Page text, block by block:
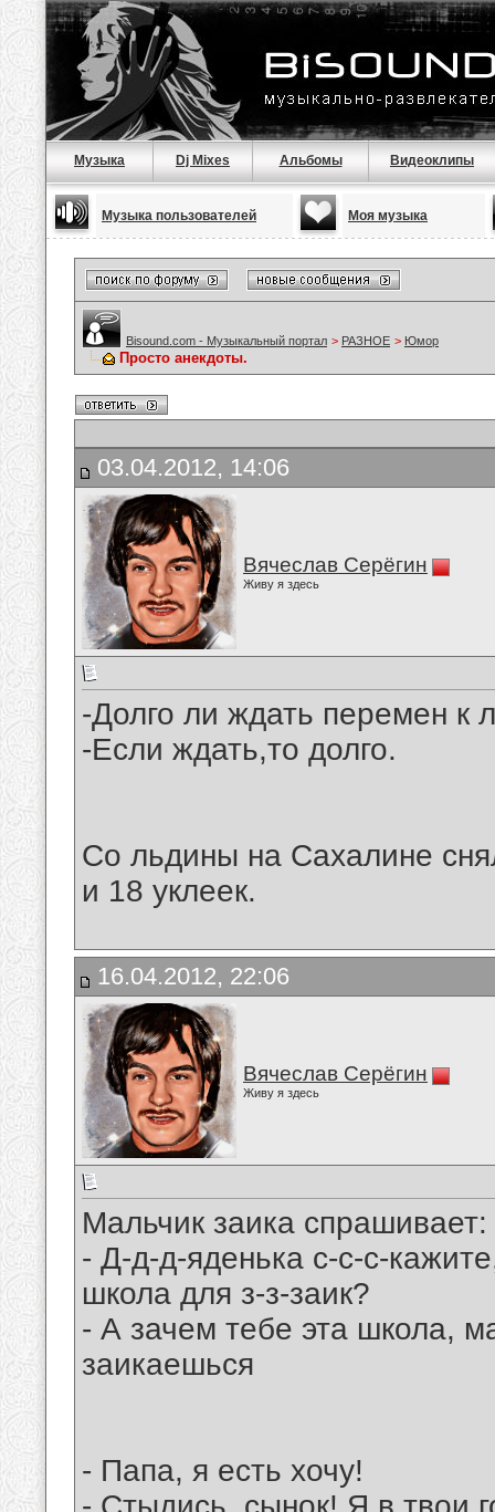
Музыка Dj Mixes Альбомы Видеоклипы
Музыка пользователей Моя музыка
Bisound.com - Музыкальный портал > РАЗНОЕ > Юмор
Просто анекдоты.
03.04.2012, 14:06
Вячеслав Серёгин
Живу я здесь
-Долго ли ждать перемен к
-Если ждать,то долго.
Со льдины на Сахалине
и 18 уклеек.
16.04.2012, 22:06
Вячеслав Серёгин
Живу я здесь
Мальчик заика спрашивает:
- Д-д-д-яденька с-c-c-
школа для з-з-заик?
- А зачем тебе эта школа,
заикаешься
- Папа, я есть хочу!